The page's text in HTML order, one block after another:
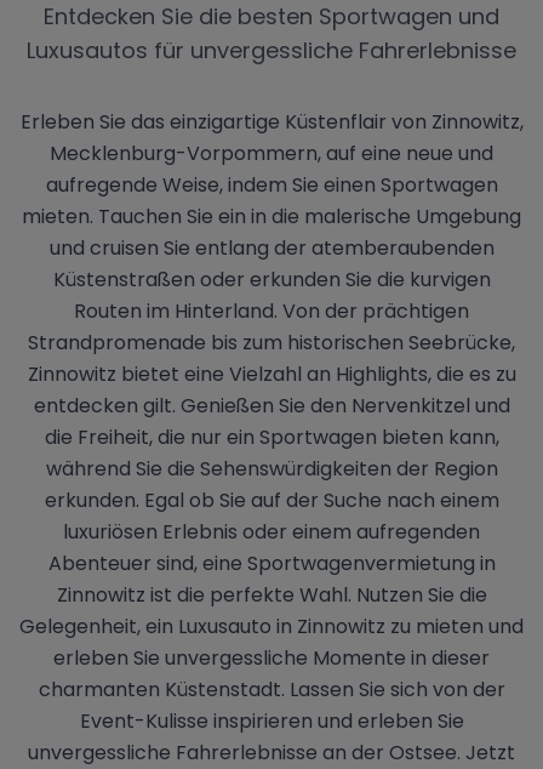
Entdecken Sie die besten Sportwagen und
Luxusautos für unvergessliche Fahrerlebnisse
Erleben Sie das einzigartige Küstenflair von Zinnowitz,
Mecklenburg-Vorpommern, auf eine neue und
aufregende Weise, indem Sie einen Sportwagen
mieten. Tauchen Sie ein in die malerische Umgebung
und cruisen Sie entlang der atemberaubenden
Küstenstraßen oder erkunden Sie die kurvigen
Routen im Hinterland. Von der prächtigen
Strandpromenade bis zum historischen Seebrücke,
Zinnowitz bietet eine Vielzahl an Highlights, die es zu
entdecken gilt. Genießen Sie den Nervenkitzel und
die Freiheit, die nur ein Sportwagen bieten kann,
während Sie die Sehenswürdigkeiten der Region
erkunden. Egal ob Sie auf der Suche nach einem
luxuriösen Erlebnis oder einem aufregenden
Abenteuer sind, eine Sportwagenvermietung in
Zinnowitz ist die perfekte Wahl. Nutzen Sie die
Gelegenheit, ein Luxusauto in Zinnowitz zu mieten und
erleben Sie unvergessliche Momente in dieser
charmanten Küstenstadt. Lassen Sie sich von der
Event-Kulisse inspirieren und erleben Sie
unvergessliche Fahrerlebnisse an der Ostsee. Jetzt